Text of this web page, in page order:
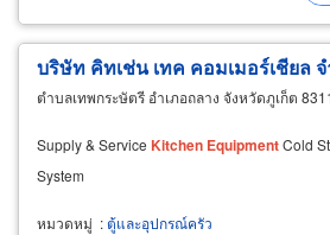
บริษัท คิทเช่น เทค คอมเมอร์เชียล
ตำบลเทพกระษัตรี อำเภอถลาง จังหวัดภูเก็ต
Supply & Service Kitchen EquipmentCold
System
หมวดหมู่ :ตู้และอุปกรณ์ครัว